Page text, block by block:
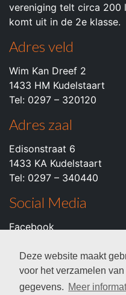
Deze website maakt
voor het verzamelen
gegevens. Meer
vereniging telt circa 200
komt uit in de 2e klasse.
Adres veld
Wim Kan Dreef 2
1433 HM Kudelstaart
Tel: 0297 – 320120
Adres zaal
Edisonstraat 6
1433 KA Kudelstaart
Tel: 0297 – 340440
Social Media
Facebook
Youtube